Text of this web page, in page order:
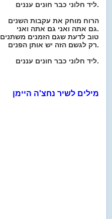
ליד חלוני כבר חונים עננים.
הרוח מוחק את עקבות השנים
גם אתה ואני גם אתה ואני.
טוב לדעת שגם הזמנים משתנים
רק לגשם הזה יש אותן הפנים.
ליד חלוני כבר חונים עננים.
מילים לשיר נחצ'ה היימן